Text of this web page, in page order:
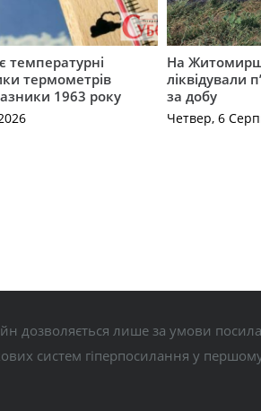
температурні
термометрів
1963 року
На
ліквідували
за добу
Четвер, 6
дозволяється лише за умови
систем гіперпосилання у